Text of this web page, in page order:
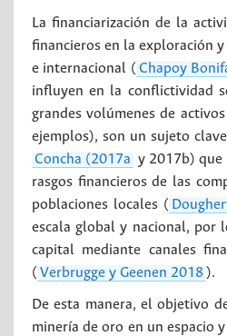
La financiarización de la
financieros en la exploración
e internacional ( Chapoy
influyen en la conflictividad
grandes volúmenes de
ejemplos), son un sujeto
Concha (2017a y 2017b)
rasgos financieros de las
poblaciones locales (
escala global y nacional, por
capital mediante canales
( Verbrugge y Geenen 2018 ).
De esta manera, el objetivo
minería de oro en un espacio